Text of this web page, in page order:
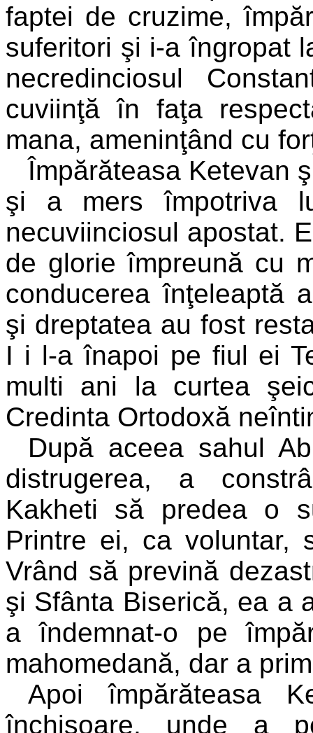
faptei de cruzime,
suferitori şi i-a îngropat
necredinciosul
cuviinţă în faţa
mana, ameninţând cu
Împărăteasa Ketevan
şi a mers împotriva
necuviinciosul apostat.
de glorie împreună cu
conducerea înţeleaptă
şi dreptatea au fost
I i l-a înapoi pe fiul ei
multi ani la curtea
Credinta Ortodoxă
După aceea sahul
distrugerea, a
Kakheti să predea o
Printre ei, ca voluntar,
Vrând să prevină
şi Sfânta Biserică, ea a
a îndemnat-o pe
mahomedană, dar a
Apoi împărăteasa
închisoare, unde a